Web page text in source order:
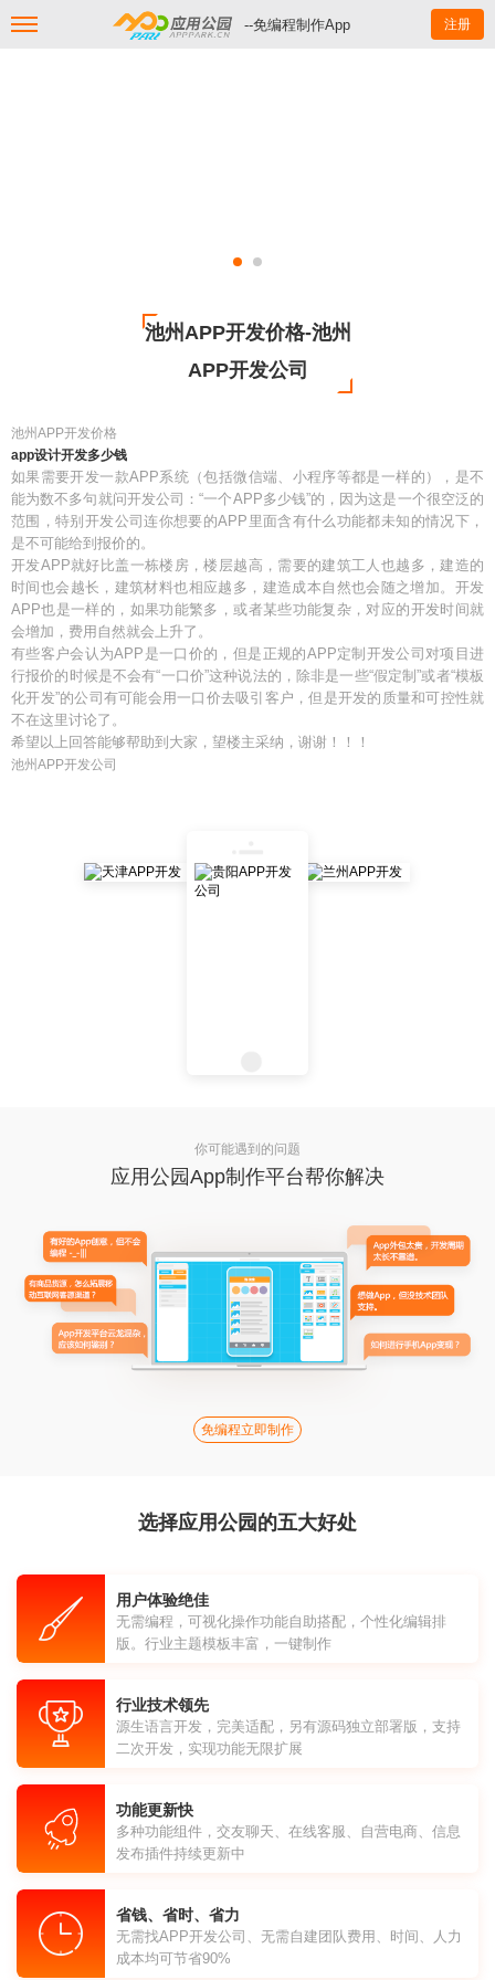
--免编程制作App 注册
池州APP开发价格-池州
APP开发公司
池州APP开发价格
app设计开发多少钱
如果需要开发一款APP系统（包括微信端、小程序等都是一样的），是不
能为数不多句就问开发公司：“一个APP多少钱”的，因为这是一个很空泛的
范围，特别开发公司连你想要的APP里面含有什么功能都未知的情况下，
是不可能给到报价的。
开发APP就好比盖一栋楼房，楼层越高，需要的建筑工人也越多，建造的
时间也会越长，建筑材料也相应越多，建造成本自然也会随之增加。开发
APP也是一样的，如果功能繁多，或者某些功能复杂，对应的开发时间就
会增加，费用自然就会上升了。
有些客户会认为APP是一口价的，但是正规的APP定制开发公司对项目进
行报价的时候是不会有“一口价”这种说法的，除非是一些“假定制”或者“模板
化开发”的公司有可能会用一口价去吸引客户，但是开发的质量和可控性就
不在这里讨论了。
希望以上回答能够帮助到大家，望楼主采纳，谢谢！！！
池州APP开发公司
你可能遇到的问题
应用公园App制作平台帮你解决
免编程立即制作
选择应用公园的五大好处
用户体验绝佳
无需编程，可视化操作功能自助搭配，个性化编辑排
版。行业主题模板丰富，一键制作
行业技术领先
源生语言开发，完美适配，另有源码独立部署版，支持
二次开发，实现功能无限扩展
功能更新快
多种功能组件，交友聊天、在线客服、自营电商、信息
发布插件持续更新中
省钱、省时、省力
无需找APP开发公司、无需自建团队费用、时间、人力
成本均可节省90%